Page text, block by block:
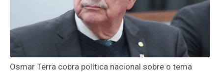
Osmar Terra cobra política nacional sobre o tema